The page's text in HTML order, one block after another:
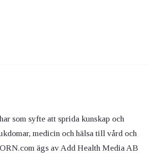
som syfte att sprida kunskap och
medicin och hälsa till vård och
ägs av Add Health Media AB